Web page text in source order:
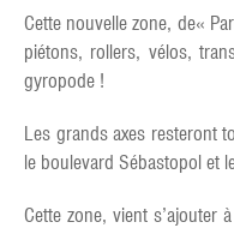
Cette nouvelle zone, de«
piétons, rollers, vélos,
gyropode !
Les grands axes resteront
le boulevard Sébastopol et
Cette zone, vient s’ajouter